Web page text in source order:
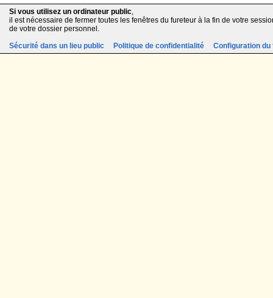
Si vous utilisez un ordinateur public,
il est nécessaire de fermer toutes les fenêtres du fureteur à la fin de votre
de votre dossier personnel.
Sécurité dans un lieu public
Politique de confidentialité Configuration du